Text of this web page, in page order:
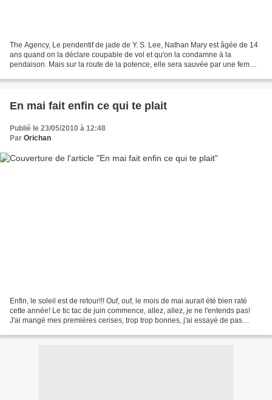
The Agency, Le pendentif de jade de Y. S. Lee, Nathan Mary est âgée de 14
ans quand on la déclare coupable de vol et qu'on la condamne à la
pendaison. Mais sur la route de la potence, elle sera sauvée par une femme
En mai fait enfin ce qui te plait
Publié le 23/05/2010 à 12:48
Par Orichan
Enfin, le soleil est de retour!!! Ouf, ouf, le mois de mai aurait été bien raté
cette année! Le tic tac de juin commence, allez, allez, je ne l'entends pas!
J'ai mangé mes premières cerises, trop trop bonnes, j'ai essayé de pas